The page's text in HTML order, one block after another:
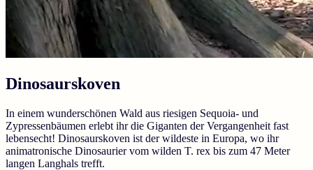
Dinosaurskoven
In einem wunderschönen Wald aus riesigen Sequoia- und
Zypressenbäumen erlebt ihr die Giganten der Vergangenheit fast
lebensecht! Dinosaurskoven ist der wildeste in Europa, wo ihr
animatronische Dinosaurier vom wilden T. rex bis zum 47 Meter
langen Langhals trefft.